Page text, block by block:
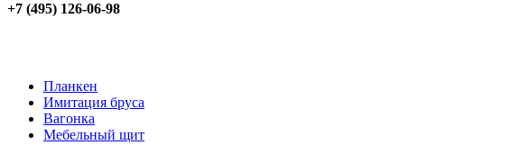
+7 (495) 126-06-98
Планкен
Имитация бруса
Вагонка
Мебельный щит